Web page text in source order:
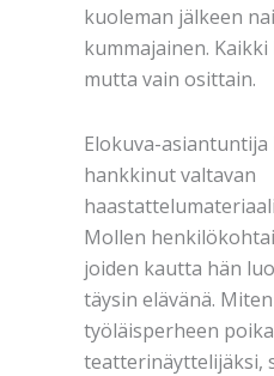
kuoleman jälkeen
kummajainen.
mutta vain osittain.
Elokuva-asiantuntija
hankkinut valtavan
Mollen
joiden kautta hän
täysin elävänä.
työläisperheen
teatterinäyttelijäksi,